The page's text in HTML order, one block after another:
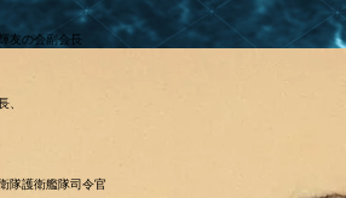
メンバーのプロフィールです。日米台三拠点にまたがる経験
を行っています。
の会会長
友の会副会長